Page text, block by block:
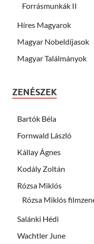
Forrásmunkák II
Híres Magyarok
Magyar Nobeldíjasok
Magyar Találmányok
ZENÉSZEK
Bartók Béla
Fornwald László
Kállay Ágnes
Kodály Zoltán
Rózsa Miklós
Rózsa Miklós
Salánki Hédi
Wachtler June